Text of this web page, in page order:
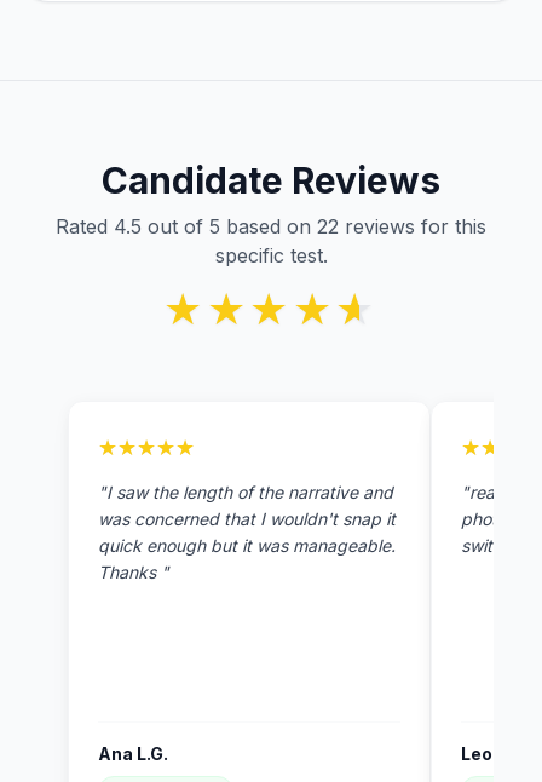
Candidate Reviews
Rated 4.5 out of 5 based on 22 reviews for this
specific test.
★★★★★
★★★★★
★★★★★
★★★★★
"I saw the length of the narrative and
was concerned that I wouldn't snap it
quick enough but it was manageable.
Thanks "
Ana L.G.
"really
photos,
switch
Leo B.T.